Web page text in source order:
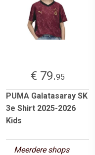
€ 79.95
PUMA Galatasaray SK
3e Shirt 2025-2026
Kids
Meerdere shops